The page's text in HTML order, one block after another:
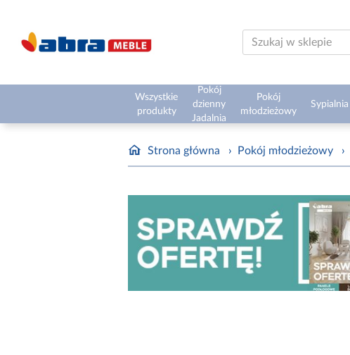
Wszystkie
produkty
Pokój
dzienny
Jadalnia
Pokój
młodzieżowy
Sypialnia
Strona główna › Pokój młodzieżowy ›